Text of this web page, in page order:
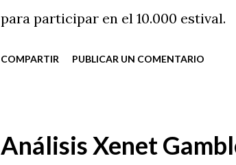
para participar en el 10.000 estival.
COMPARTIR PUBLICAR UN COMENTARIO
Análisis Xenet